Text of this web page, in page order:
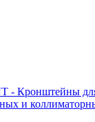
- Кронштейны
и